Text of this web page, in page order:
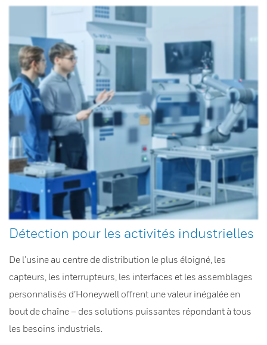
Détection pour les activités industrielles
De l’usine au centre de distribution le plus éloigné, les
capteurs, les interrupteurs, les interfaces et les assemblages
personnalisés d’Honeywell offrent une valeur inégalée en
bout de chaîne – des solutions puissantes répondant à tous
les besoins industriels.